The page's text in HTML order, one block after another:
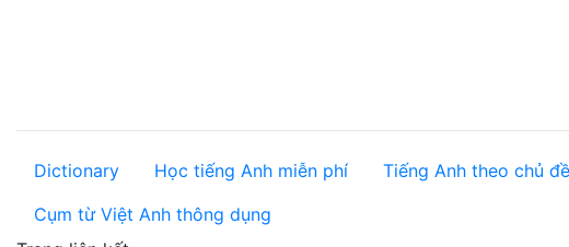
Dictionary Học tiếng Anh miễn phí Tiếng Anh theo chủ đề
Cụm từ Việt Anh thông dụng